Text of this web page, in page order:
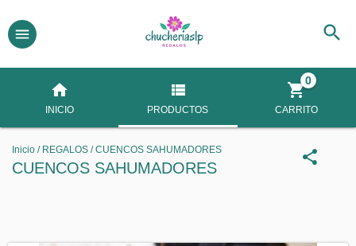
INICIO PRODUCTOS CARRITO
0
Inicio / REGALOS / CUENCOS SAHUMADORES
CUENCOS SAHUMADORES